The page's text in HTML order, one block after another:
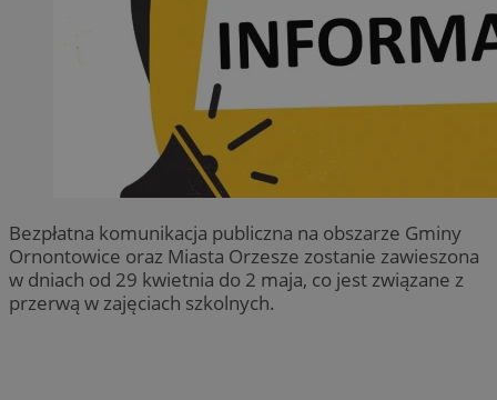
Bezpłatna komunikacja publiczna na obszarze Gminy
Ornontowice oraz Miasta Orzesze zostanie zawieszona
w dniach od 29 kwietnia do 2 maja, co jest związane z
przerwą w zajęciach szkolnych.